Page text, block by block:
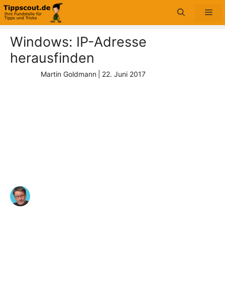
Zum
Inhalt
Windows: IP-Adresse
herausfinden
Martin Goldmann 22. Juni 2017